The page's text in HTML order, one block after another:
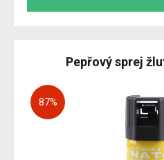
Pepřový sprej
87%